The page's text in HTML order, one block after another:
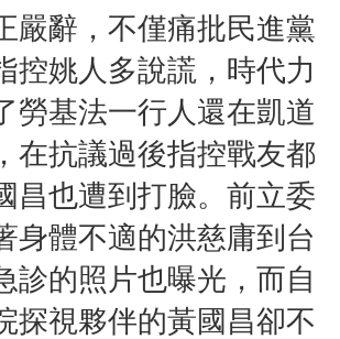
嚴辭，不僅痛批民進黨
控姚人多說謊，時代力
勞基法一行人還在凱道
在抗議過後指控戰友都
昌也遭到打臉。前立委
身體不適的洪慈庸到台
診的照片也曝光，而自
探視夥伴的黃國昌卻不